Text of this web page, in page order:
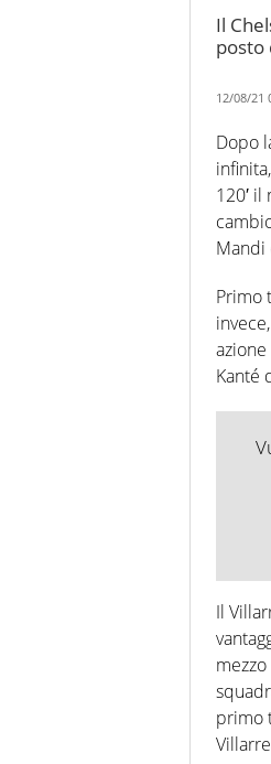
Il
posto
12/08/21
Dopo
120′
Mandi
Primo
Kanté
Il
primo